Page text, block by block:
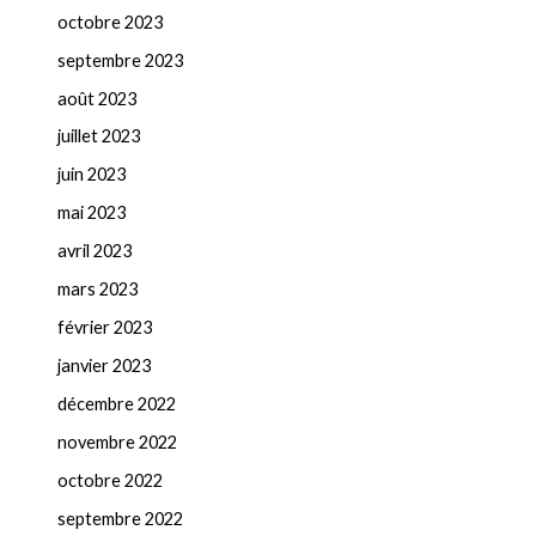
octobre 2023
septembre 2023
août 2023
juillet 2023
juin 2023
mai 2023
avril 2023
mars 2023
février 2023
janvier 2023
décembre 2022
novembre 2022
octobre 2022
septembre 2022